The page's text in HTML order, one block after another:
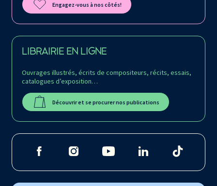
Engagez-vous à nos côtés!
LIBRAIRIE EN LIGNE
Ouvrages illustrés, écrits de compositeurs, récits, essais,
catalogues d’exposition…
Découvrir et se procurer nos publications